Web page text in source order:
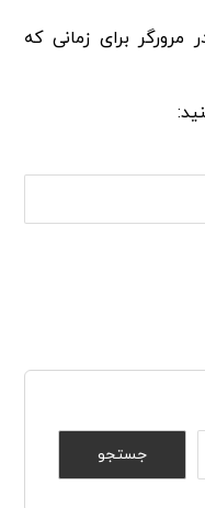
برای زمانی که
جستجو